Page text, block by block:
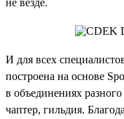
И для всех
построена на основе
в объединениях
чаптер, гильдия.